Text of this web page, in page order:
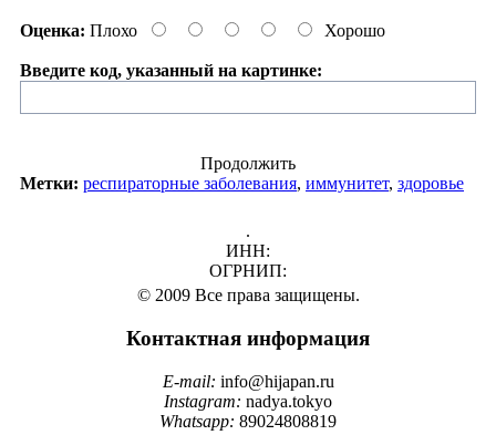
Оценка: Плохо Хорошо
Введите код, указанный на картинке:
Продолжить
Метки: респираторные заболевания, иммунитет, здоровье
.
ИНН:
ОГРНИП:
© 2009 Все права защищены.
Контактная информация
E-mail: info@hijapan.ru
Instagram: nadya.tokyo
Whatsapp: 89024808819